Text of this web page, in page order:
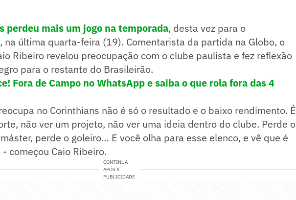
perdeu mais um jogo na temporada, desta vez para o
na última quarta-feira (19). Comentarista da partida na Globo, o
Ribeiro revelou preocupação com o clube paulista e fez reflexão
para o restante do Brasileirão.
Fora de Campo no WhatsApp e saiba o que rola fora das 4
no Corinthians não é só o resultado e o baixo rendimento. É
não ver um projeto, não ver uma ideia dentro do clube. Perde o
perde o goleiro… E você olha para esse elenco, e vê que é
começou Caio Ribeiro.
CONTINUA
APÓS A
PUBLICIDADE